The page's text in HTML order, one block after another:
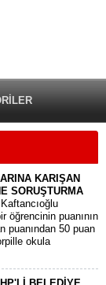
KARIŞAN
SORUŞTURMA
öğrencinin puanının
puanından 50 puan
okula